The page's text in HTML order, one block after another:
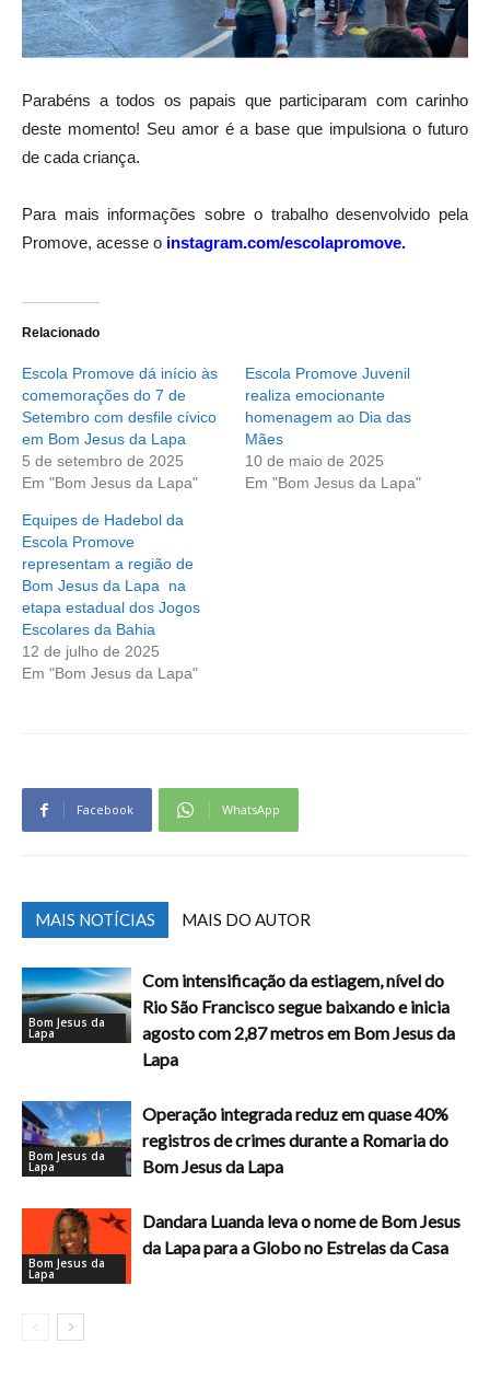
Parabéns a todos os papais que participaram com carinho
deste momento! Seu amor é a base que impulsiona o futuro
de cada criança.
Para mais informações sobre o trabalho desenvolvido pela
Promove, acesse o instagram.com/escolapromove.
Relacionado
Escola Promove dá início às
comemorações do 7 de
Setembro com desfile cívico
em Bom Jesus da Lapa
5 de setembro de 2025
Em "Bom Jesus da Lapa"
Escola Promove Juvenil
realiza emocionante
homenagem ao Dia das
Mães
10 de maio de 2025
Em "Bom Jesus da Lapa"
Equipes de Hadebol da
Escola Promove
representam a região de
Bom Jesus da Lapa na
etapa estadual dos Jogos
Escolares da Bahia
12 de julho de 2025
Em "Bom Jesus da Lapa"
Facebook WhatsApp
MAIS NOTÍCIAS MAIS DO AUTOR
Bom Jesus da
Lapa
Com intensificação da estiagem, nível do
Rio São Francisco segue baixando e inicia
agosto com 2,87 metros em Bom Jesus da
Lapa
Bom Jesus da
Lapa
Operação integrada reduz em quase 40%
registros de crimes durante a Romaria do
Bom Jesus da Lapa
Bom Jesus da
Lapa
Dandara Luanda leva o nome de Bom Jesus
da Lapa para a Globo no Estrelas da Casa